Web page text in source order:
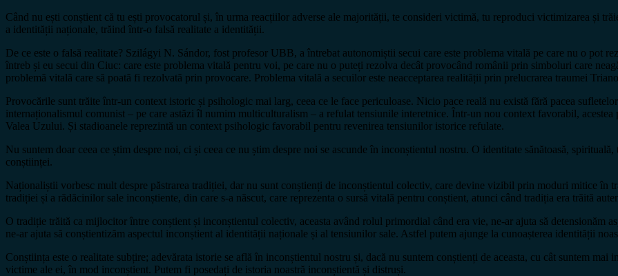
Când nu ești conștient că tu ești provocatorul și, în urma reacțiilor adverse ale majorității, te consideri victimă, tu reproduci victimizarea și
a identității naționale, trăind într-o falsă realitate a identității.
De ce este o falsă realitate? Szilágyi N. Sándor, fost profesor UBB, a întrebat autonomiștii secui care este problema vitală pe care nu o pot
întreb și eu secui din Ciuc: care este problema vitală pentru voi, pe care nu o puteți rezolva decât provocând românii prin simboluri care
problemă vitală care să poată fi rezolvată prin provocare. Problema vitală a secuilor este neacceptarea realității prin prelucrarea traumei
Provocările sunt trăite într-un context istoric și psihologic mai larg, ceea ce le face periculoase. Nicio pace reală nu există fără pacea
internaționalismul comunist – pe care astăzi îl numim multiculturalism – a refulat tensiunile interetnice. Într-un nou context favorabil,
Valea Uzului. Și stadioanele reprezintă un context psihologic favorabil pentru revenirea tensiunilor istorice refulate.
Nu suntem doar ceea ce știm despre noi, ci și ceea ce nu știm despre noi se ascunde în inconștientul nostru. O identitate sănătoasă,
conștiinței.
Naționaliștii vorbesc mult despre păstrarea tradiției, dar nu sunt conștienți de inconștientul colectiv, care devine vizibil prin moduri mitice în
tradiției și a rădăcinilor sale inconștiente, din care s-a născut, care reprezenta o sursă vitală pentru conștient, atunci când tradiția era trăită
O tradiție trăită ca mijlocitor între conștient și inconștientul colectiv, aceasta având rolul primordial când era vie, ne-ar ajuta să detensionăm
ne-ar ajuta să conștientizăm aspectul inconștient al identității naționale și al tensiunilor sale. Astfel putem ajunge la cunoașterea identității
Conștiința este o realitate subțire; adevărata istorie se află în inconștientul nostru și, dacă nu suntem conștienți de aceasta, cu cât suntem
victime ale ei, în mod inconștient. Putem fi posedați de istoria noastră inconștientă și distruși.